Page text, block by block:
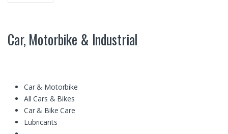
Car, Motorbike & Industrial
Car & Motorbike
All Cars & Bikes
Car & Bike Care
Lubricants